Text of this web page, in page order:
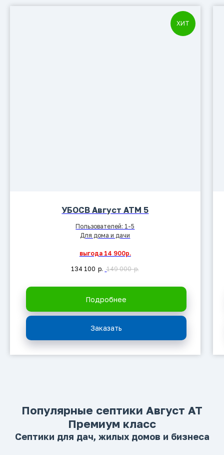
ХИТ
УБОСВ Август АТМ 5
Пользователей: 1-5
Для дома и дачи
выгода 14 900р.
134 100 р. 149 000 р.
Подробнее
Заказать
Популярные септики Август АТ
Премиум класс
Септики для дач, жилых домов и бизнеса